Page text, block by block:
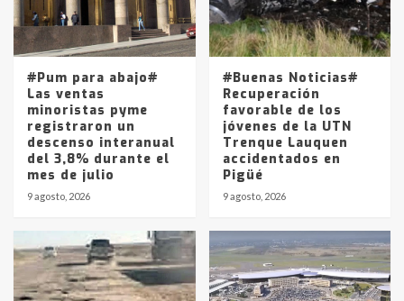
5
Los precios de los combustibles en
La Pampa, desde YPF hasta Axion
entre 857 a 1338 pesos
#Pum para abajo#
Las ventas
minoristas pyme
registraron un
descenso interanual
del 3,8% durante el
mes de julio
9 agosto, 2026
#Buenas Noticias#
Recuperación
favorable de los
jóvenes de la UTN
Trenque Lauquen
accidentados en
Pigüé
9 agosto, 2026